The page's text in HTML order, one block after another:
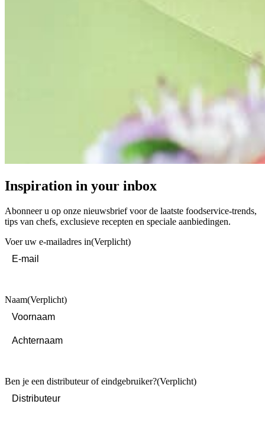
Inspiration in your inbox
Abonneer u op onze nieuwsbrief voor de laatste foodservice-trends,
tips van chefs, exclusieve recepten en speciale aanbiedingen.
Voer uw e-mailadres in(Verplicht)
Naam(Verplicht)
Ben je een distributeur of eindgebruiker?(Verplicht)